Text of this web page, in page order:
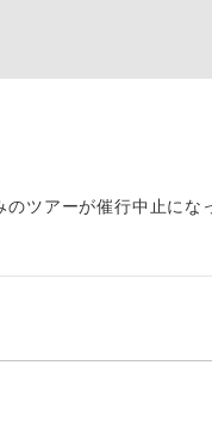
ツアーが催行中止に
能な個人型プランです
も追加料金がかからな